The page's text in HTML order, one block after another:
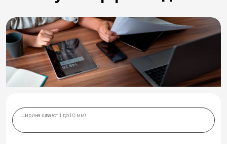
Ширина шва (от 1 до 10 мм)